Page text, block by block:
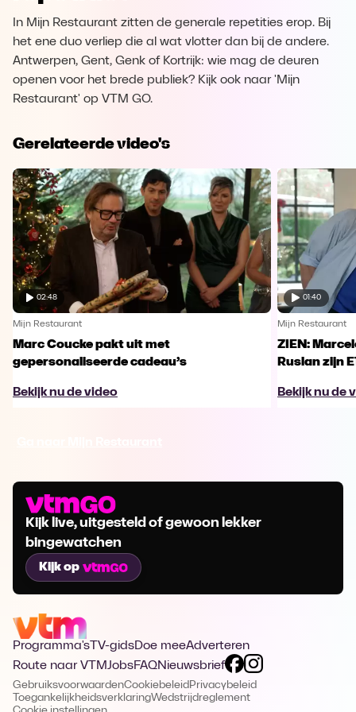
In Mijn Restaurant zitten de generale repetities erop. Bij
het ene duo verliep die al wat vlotter dan bij de andere.
Antwerpen, Gent, Genk of Kortrijk: wie mag de deuren
openen voor het brede publiek? Kijk ook naar 'Mijn
Restaurant' op VTM GO.
Gerelateerde video's
02:48
Mijn Restaurant
Marc Coucke pakt uit met
gepersonaliseerde cadeau’s
Bekijk nu de video
01:40
Mijn Restaurant
ZIEN:
Ruslan zijn
Bekijk nu de
Kijk live, uitgesteld of gewoon lekker
bingewatchen
Kijk op
Programma's TV-gidsDoe meeAdverteren
Route naar VTMJobsFAQNieuwsbrief
GebruiksvoorwaardenCookiebeleid Privacybeleid
ToegankelijkheidsverklaringWedstrijdreglement